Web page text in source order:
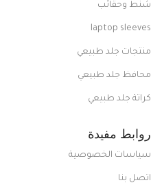
شنط وحقائب
laptop sleeves
منتجات جلد طبيعي
محافظ جلد طبيعي
كراتة جلد طبيعي
روابط مفيدة
سياسات الخصوصية
اتصل بنا